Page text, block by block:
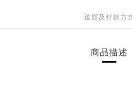
送貨及付款方
商品描述